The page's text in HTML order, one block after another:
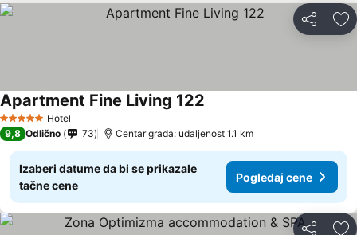
Deli
5 ZvezdiceHotel
Apartment Fine Living 122
9,8 Odlično 73 Centar grada: udaljenost 1.1 km
Izaberi datume da bi se prikazale
tačne cene
Pogledaj cene